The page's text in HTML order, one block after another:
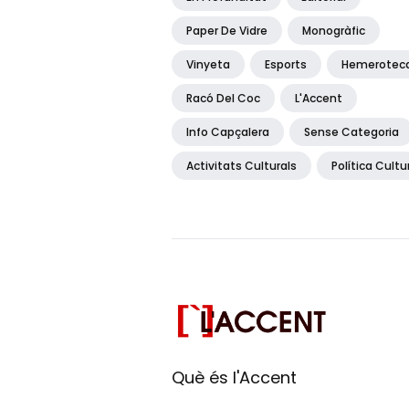
Paper De Vidre Monogràfic
Vinyeta Esports
Racó Del Coc L'Accent
Info Capçalera Sense Categoria
Activitats Culturals Política
Què és l'Accent